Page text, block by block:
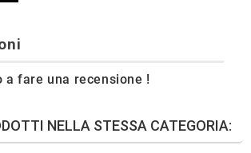
a fare una recensione !
NELLA STESSA CATEGORIA: